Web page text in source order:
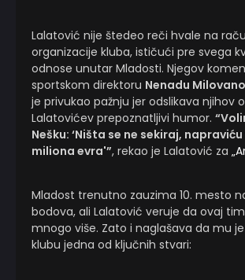
Lalatović nije štedeo reči hvale na
organizacije kluba, ističući pre svega
odnose unutar Mladosti. Njegov
sportskom direktoru Nenadu
je privukao pažnju jer odslikava njihov
Lalatovićev prepoznatljivi humor.
Nešku: ‘Ništa se ne sekiraj,
miliona evra'”, rekao je Lalatović za
Mladost trenutno zauzima 10. mesto
bodova, ali Lalatović veruje da ovaj
mnogo više. Zato i naglašava da mu
klubu jedna od ključnih stvari: